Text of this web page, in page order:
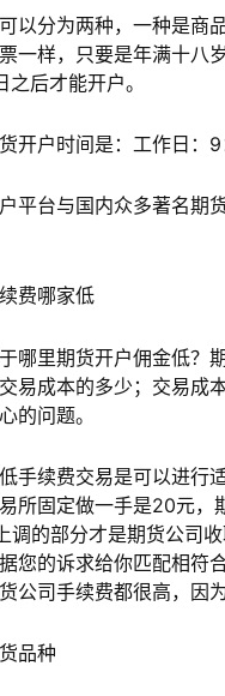
分为两种，一种是商品
一样，只要是年满十八
后才能开户。
户时间是：工作日：9
台与国内众多著名期货
费哪家低
里期货开户佣金低？期
易成本的多少；交易成
的问题。
续费交易是可以进行适
所固定做一手是20元
调的部分才是期货公司
您的诉求给你匹配相符
公司手续费都很高，因
品种